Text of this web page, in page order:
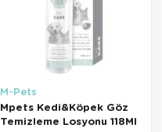
M-Pets
Mpets Kedi&Köpek Göz
Temizleme Losyonu 118Ml